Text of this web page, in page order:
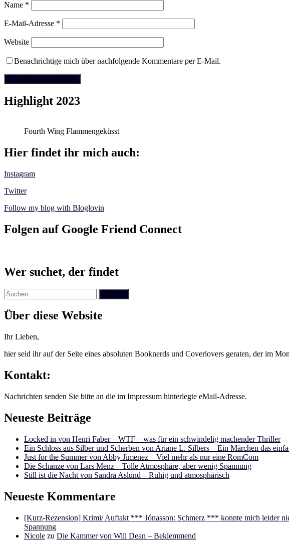
Name *
E-Mail-Adresse *
Website
Benachrichtige mich über nachfolgende Kommentare per E-Mail.
Highlight 2023
Fourth Wing Flammengeküsst
Hier findet ihr mich auch:
Instagram
Twitter
Follow my blog with Bloglovin
Folgen auf Google Friend Connect
Wer suchet, der findet
Suchen
nach:
Über diese Website
Ihr Lieben,
hier seid ihr auf der Seite eines absoluten Booknerds und Coverlovers geraten, der im
Kontakt:
Nachrichten senden Sie bitte an die im Impressum hinterlegte eMail-Adresse.
Neueste Beiträge
Locked in von Henri Faber – WTF – was für ein schwindelig machender Thriller
Ein Schloss aus Silber und Scherben von Ariane L. Silbers – Ein Märchen das
Just for the Summer von Abby Jimenez – Viel mehr als nur eine RomCom
Die Schanze von Lars Menz – Tolle Atmosphäre, aber wenig Spannung
Still ist die Nacht von Sandra Aslund – Ruhig und atmosphärisch
Neueste Kommentare
[Kurz-Rezension] Krimi/ Auftakt *** Jónasson: Schmerz *** konnte mich leider
Spannung
Nicole zu Die Kammer von Will Dean – Beklemmend